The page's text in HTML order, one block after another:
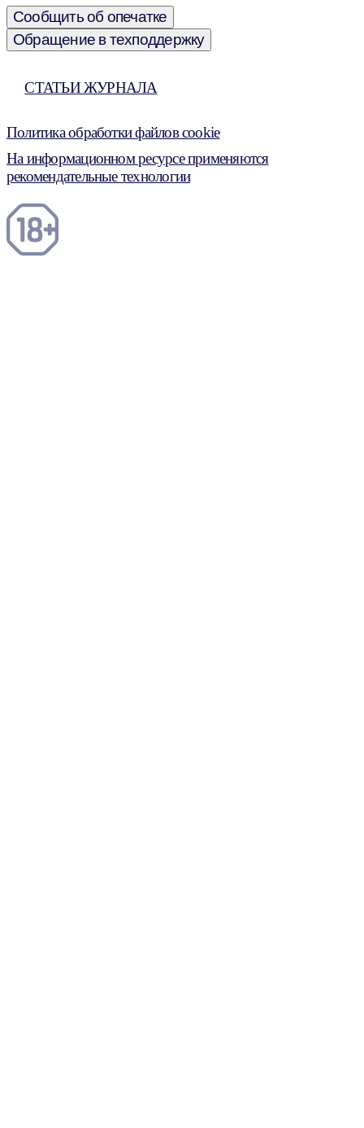
Сообщить об опечатке
Обращение в техподдержку
СТАТЬИ ЖУРНАЛА
Политика обработки файлов cookie
На информационном ресурсе применяются
рекомендательные технологии